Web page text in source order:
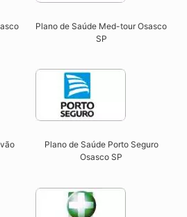
Plano de Saúde Med-tour Osasco
SP​
Plano de Saúde Porto Seguro
Osasco SP​